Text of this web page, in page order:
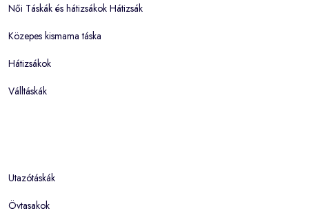
Női Táskák és hátizsákok Hátizsák
Közepes kismama táska
Hátizsákok
Válltáskák
Utazótáskák
Övtasakok